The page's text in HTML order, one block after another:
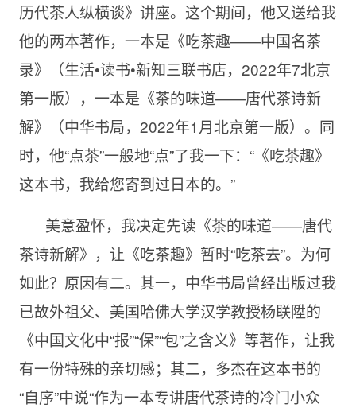
历代茶人纵横谈》讲座。这个期间，他又送给我
他的两本著作，一本是《吃茶趣——中国名茶
录》（生活•读书•新知三联书店，2022年7北京
第一版），一本是《茶的味道——唐代茶诗新
解》（中华书局，2022年1月北京第一版）。同
时，他“点茶”一般地“点”了我一下：“《吃茶趣》
这本书，我给您寄到过日本的。”
美意盈怀，我决定先读《茶的味道——唐代
茶诗新解》，让《吃茶趣》暂时“吃茶去”。为何
如此？原因有二。其一，中华书局曾经出版过我
已故外祖父、美国哈佛大学汉学教授杨联陞的
《中国文化中“报”“保”“包”之含义》等著作，让我
有一份特殊的亲切感；其二，多杰在这本书的
“自序”中说“作为一本专讲唐代茶诗的冷门小众